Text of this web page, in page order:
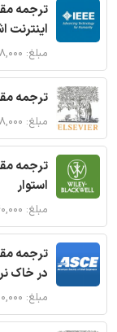
اینترنت
مبلغ: ۱۶۸,۰۰۰ تومان
ترجمه
مبلغ: ۱۲۸,۰۰۰ تومان
ترجمه
استوار
مبلغ: ۱۴۰,۰۰۰ تومان
ترجمه
در خاک
مبلغ: ۱۲۰,۰۰۰ تومان